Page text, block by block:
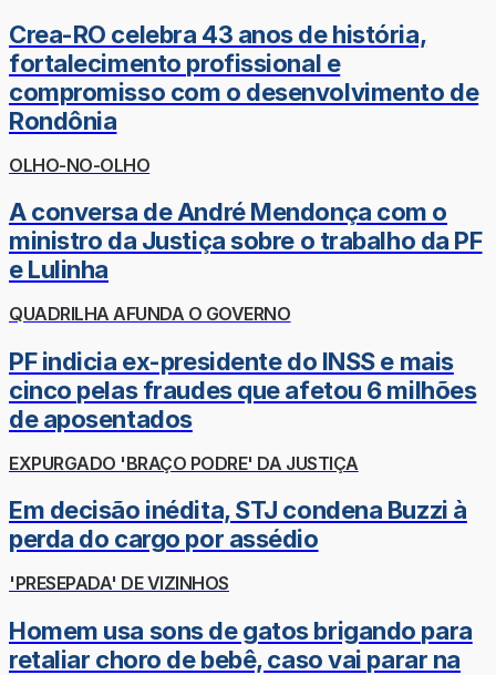
Crea-RO celebra 43 anos de história,
fortalecimento profissional e
compromisso com o desenvolvimento de
Rondônia
OLHO-NO-OLHO
A conversa de André Mendonça com o
ministro da Justiça sobre o trabalho da PF
e Lulinha
QUADRILHA AFUNDA O GOVERNO
PF indicia ex-presidente do INSS e mais
cinco pelas fraudes que afetou 6 milhões
de aposentados
EXPURGADO 'BRAÇO PODRE' DA JUSTIÇA
Em decisão inédita, STJ condena Buzzi à
perda do cargo por assédio
'PRESEPADA' DE VIZINHOS
Homem usa sons de gatos brigando para
retaliar choro de bebê, caso vai parar na